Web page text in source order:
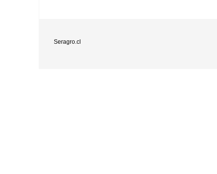
Seragro.cl